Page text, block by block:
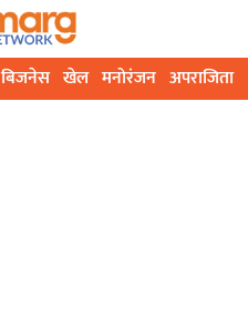
बिजनेस खेल मनोरंजन अपराजिता